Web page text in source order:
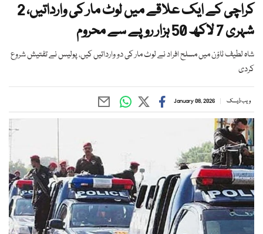
کراچی کے ایک علاقے میں لوٹ مار کی وارداتیں، 2
شہری 7 لاکھ 50 ہزار روپے سے محروم
شاہ لطیف ٹاؤن میں مسلح افراد نے لوٹ مار کی دو وارداتیں کیں، پولیس نے تفتیش شروع
کردی
ویب ڈیسک January 08, 2026